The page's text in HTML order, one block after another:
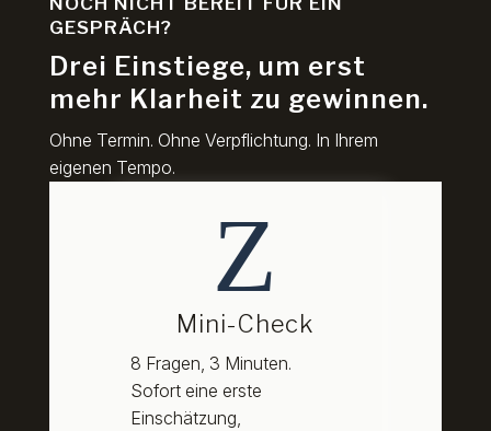
GESPRÄCH?
Drei Einstiege, um erst
mehr Klarheit zu gewinnen.
Ohne Termin. Ohne Verpflichtung. In Ihrem
eigenen Tempo.
Z
Mini-Check
8 Fragen, 3 Minuten.
Sofort eine erste
Einschätzung,